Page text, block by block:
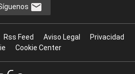
Rss Feed Aviso Legal
Privacidad
Cookie Center